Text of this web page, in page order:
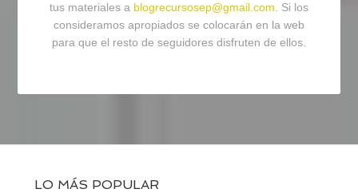
tus materiales a blogrecursosep@gmail.com. Si los
consideramos apropiados se colocarán en la web
para que el resto de seguidores disfruten de ellos.
LO MÁS POPULAR